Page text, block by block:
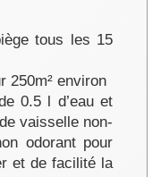
tous les 15
250m² environ
0.5 l d’eau et
vaisselle non-
odorant pour
et de facilité la